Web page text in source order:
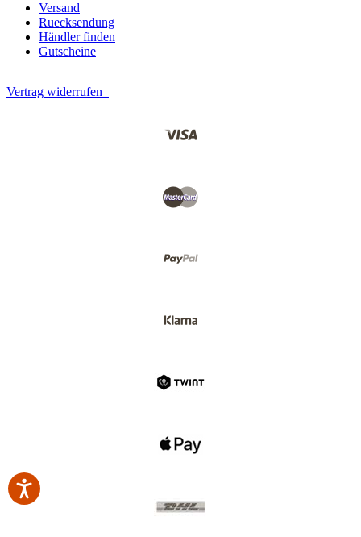
Versand
Ruecksendung
Händler finden
Gutscheine
Vertrag widerrufen